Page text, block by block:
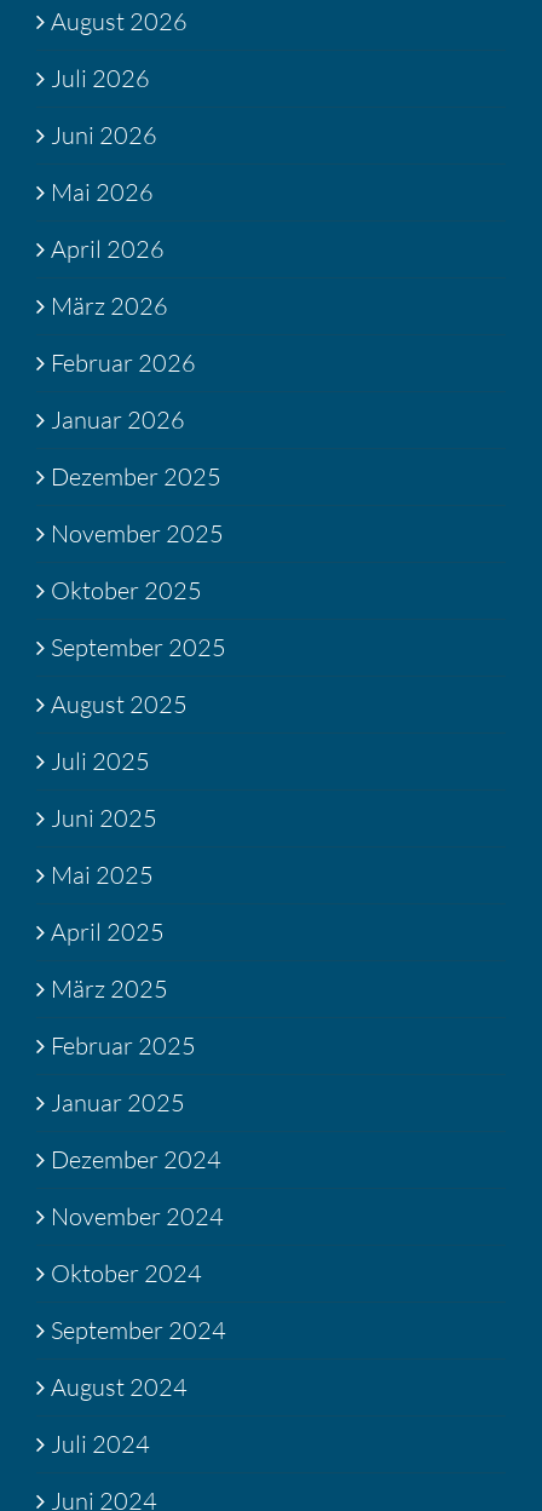
August 2026
Juli 2026
Juni 2026
Mai 2026
April 2026
März 2026
Februar 2026
Januar 2026
Dezember 2025
November 2025
Oktober 2025
September 2025
August 2025
Juli 2025
Juni 2025
Mai 2025
April 2025
März 2025
Februar 2025
Januar 2025
Dezember 2024
November 2024
Oktober 2024
September 2024
August 2024
Juli 2024
Juni 2024